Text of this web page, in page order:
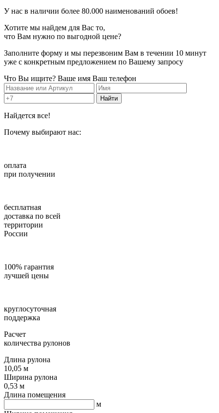
У нас в наличии более 80.000 наименований обоев!
Хотите мы найдем для Вас то,
что Вам нужно по выгодной цене?
Заполните форму и мы перезвоним Вам в течении 10 минут
уже с конкретным предложением по Вашему запросу
Что Вы ищите? Ваше имя Ваш телефон
Найдется все!
Почему выбирают нас:
оплата
при получении
бесплатная
доставка по всей
территории
России
100% гарантия
лучшей цены
круглосуточная
поддержка
Расчет
количества рулонов
Длина рулона
10,05 м
Ширина рулона
0,53 м
Длина помещения
м